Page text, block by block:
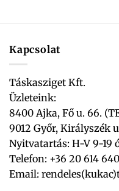
Kapcsolat
Táskasziget Kft.
Üzleteink:
8400 Ajka, Fő u. 66.
9012 Győr, Királyszék
Nyitvatartás: H-V 9-19
Telefon: +36 20 614
Email: